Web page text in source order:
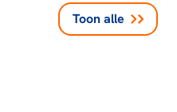
Toon alle